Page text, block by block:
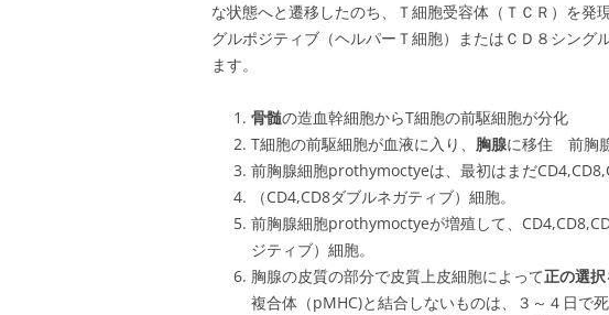
な状態へと遷移したのち、Ｔ細胞受容体（ＴＣＲ）を発
グルポジティブ（ヘルパーＴ細胞）またはＣＤ８シング
ます。
骨髄の造血幹細胞からT細胞の前駆細胞が分化
T細胞の前駆細胞が血液に入り、 胸腺に移住 前胸
前胸腺細胞prothymoctyeは、最初はまだ
（CD4,CD8ダブルネガティブ）細胞。
前胸腺細胞prothymoctyeが増殖して、
ジティブ）細胞。
胸腺の皮質の部分で皮質上皮細胞によって正の選択
複合体（pMHC)と結合しないものは、３～４日で